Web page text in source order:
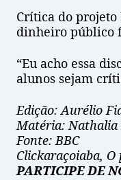
Crítica do projeto
dinheiro público
“Eu acho essa
alunos sejam
Edição: Aurélio
Matéria: Nathalia
Fonte: BBC
Clickaraçoiaba, O
PARTICIPE DE